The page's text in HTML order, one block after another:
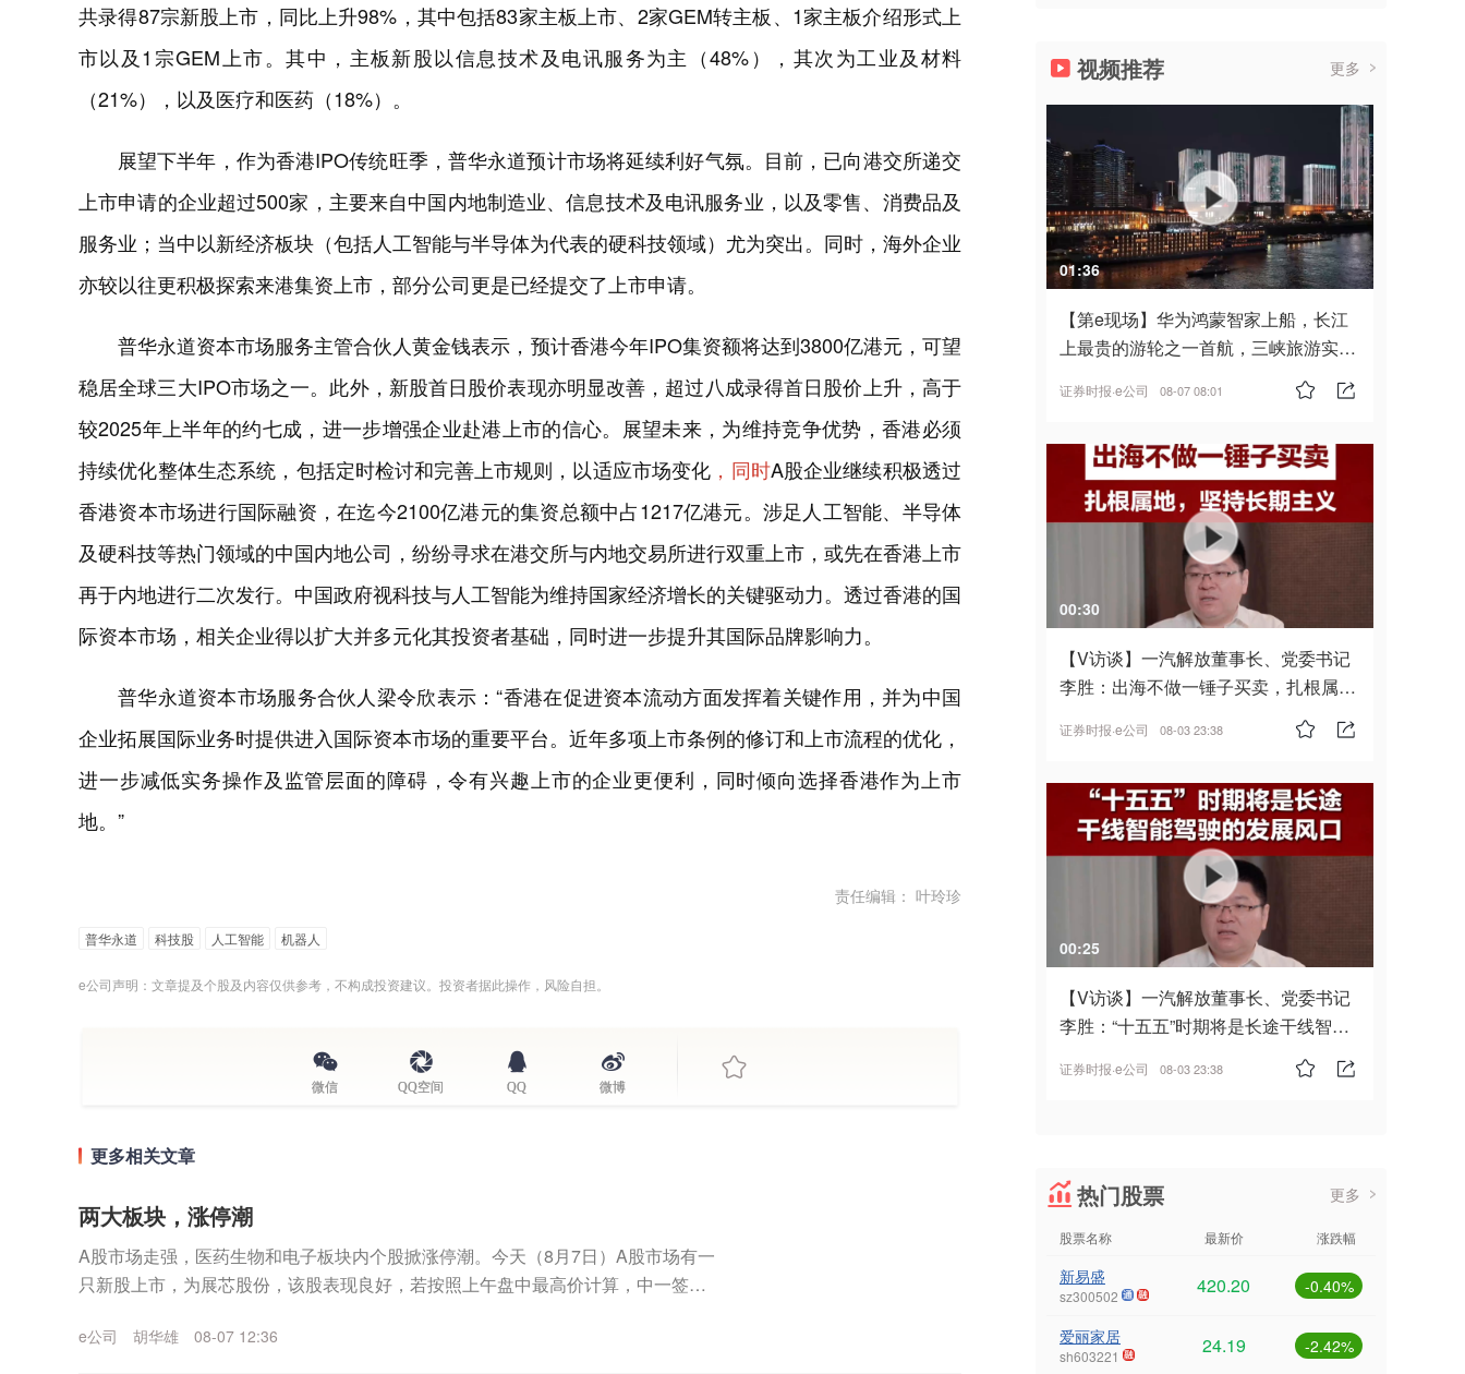
共录得87宗新股上市，同比上升98%，其中包括83家主板上市、2家GEM转主板、1家主板介绍形式上
市以及1宗GEM上市。其中，主板新股以信息技术及电讯服务为主（48%），其次为工业及材料
（21%），以及医疗和医药（18%）。
展望下半年，作为香港IPO传统旺季，普华永道预计市场将延续利好气氛。目前，已向港交所递交
上市申请的企业超过500家，主要来自中国内地制造业、信息技术及电讯服务业，以及零售、消费品及
服务业；当中以新经济板块（包括人工智能与半导体为代表的硬科技领域）尤为突出。同时，海外企业
亦较以往更积极探索来港集资上市，部分公司更是已经提交了上市申请。
普华永道资本市场服务主管合伙人黄金钱表示，预计香港今年IPO集资额将达到3800亿港元，可望
稳居全球三大IPO市场之一。此外，新股首日股价表现亦明显改善，超过八成录得首日股价上升，高于
较2025年上半年的约七成，进一步增强企业赴港上市的信心。展望未来，为维持竞争优势，香港必须
持续优化整体生态系统，包括定时检讨和完善上市规则，以适应市场变化 ，同时A股企业继续积极透过
香港资本市场进行国际融资，在迄今2100亿港元的集资总额中占1217亿港元。涉足人工智能、半导体
及硬科技等热门领域的中国内地公司，纷纷寻求在港交所与内地交易所进行双重上市，或先在香港上市
再于内地进行二次发行。中国政府视科技与人工智能为维持国家经济增长的关键驱动力。透过香港的国
际资本市场，相关企业得以扩大并多元化其投资者基础，同时进一步提升其国际品牌影响力。
普华永道资本市场服务合伙人梁令欣表示：“香港在促进资本流动方面发挥着关键作用，并为中国
企业拓展国际业务时提供进入国际资本市场的重要平台。近年多项上市条例的修订和上市流程的优化，
进一步减低实务操作及监管层面的障碍，令有兴趣上市的企业更便利，同时倾向选择香港作为上市
地。”
责任编辑： 叶玲珍
普华永道 科技股 人工智能 机器人
e公司声明：文章提及个股及内容仅供参考，不构成投资建议。投资者据此操作，风险自担。
微信 QQ空间 QQ 微博
更多相关文章
两大板块，涨停潮
A股市场走强，医药生物和电子板块内个股掀涨停潮。今天（8月7日）A股市场有一
只新股上市，为展芯股份，该股表现良好，若按照上午盘中最高价计算，中一签展
e公司 胡华雄 08-07 12:36
视频推荐 更多
01:36
【第e现场】华为鸿蒙智家上船，长江
上最贵的游轮之一首航，三峡旅游实
证券时报·e公司 08-07 08:01
00:30
【V访谈】一汽解放董事长、党委书记
李胜：出海不做一锤子买卖，扎根属
证券时报·e公司 08-03 23:38
00:25
【V访谈】一汽解放董事长、党委书记
李胜：“十五五”时期将是长途干线智能
证券时报·e公司 08-03 23:38
热门股票 更多
股票名称 最新价 涨跌幅
新易盛
sz300502 420.20 -0.40%
爱丽家居
sh603221 24.19 -2.42%